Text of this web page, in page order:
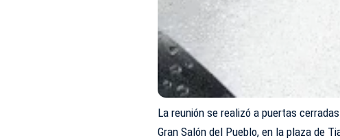
La reunión se realizó a puertas
Gran Salón del Pueblo, en la plaza de